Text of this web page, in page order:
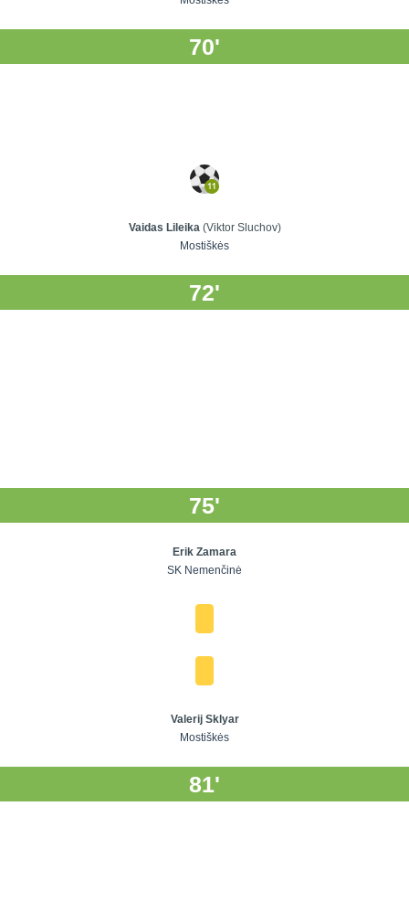
70'
Vaidas Lileika (Viktor Sluchov)
Mostiškės
72'
75'
Erik Zamara
SK Nemenčinė
Valerij Sklyar
Mostiškės
81'